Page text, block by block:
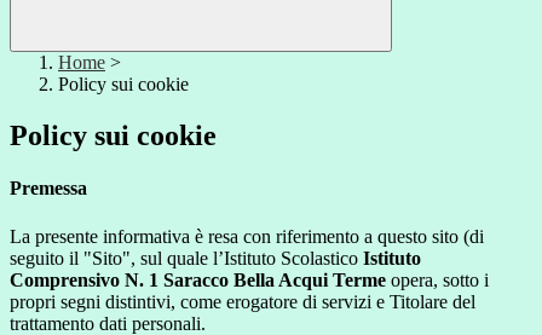
Home >
Policy sui cookie
Policy sui cookie
Premessa
La presente informativa è resa con riferimento a questo sito (di
seguito il "Sito", sul quale l’Istituto Scolastico Istituto
Comprensivo N. 1 Saracco Bella Acqui Terme opera, sotto i
propri segni distintivi, come erogatore di servizi e Titolare del
trattamento dati personali.